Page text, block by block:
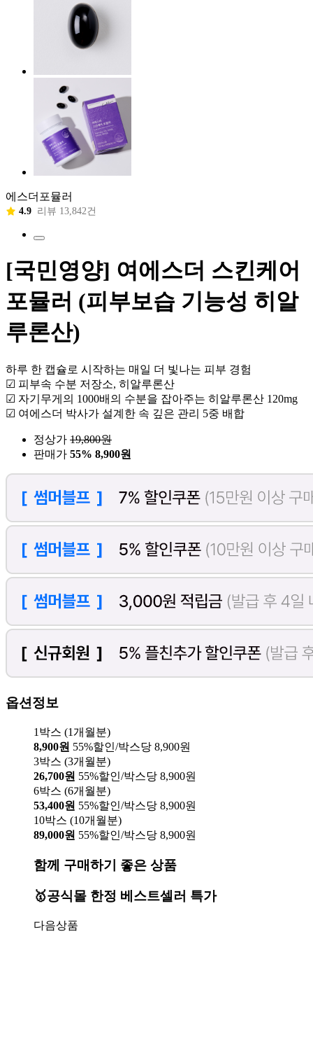
에스더포뮬러
4.9 리뷰 13,842건
[국민영양] 여에스더 스킨케어
포뮬러 (피부보습 기능성 히알
루론산)
하루 한 캡슐로 시작하는 매일 더 빛나는 피부 경험
☑ 피부속 수분 저장소, 히알루론산
☑ 자기무게의 1000배의 수분을 잡아주는 히알루론산 120mg
☑ 여에스더 박사가 설계한 속 깊은 관리 5중 배합
정상가 19,800원
판매가 55% 8,900원
옵션정보
1박스 (1개월분)
8,900원 55%할인/박스당 8,900원
3박스 (3개월분)
26,700원 55%할인/박스당 8,900원
6박스 (6개월분)
53,400원 55%할인/박스당 8,900원
10박스 (10개월분)
89,000원 55%할인/박스당 8,900원
함께 구매하기 좋은 상품
🥇공식몰 한정 베스트셀러 특가
다음상품